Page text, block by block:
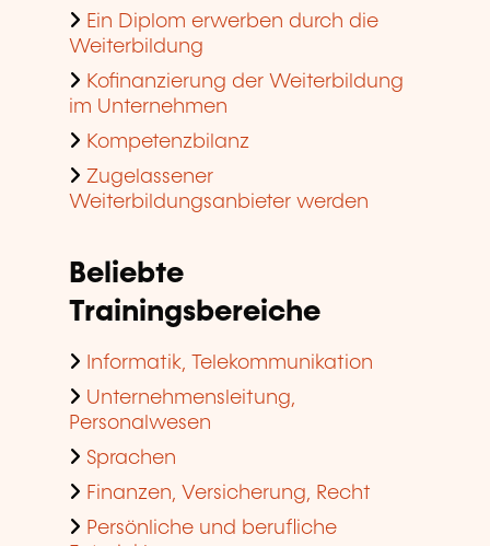
Ein Diplom erwerben durch die
Weiterbildung
Kofinanzierung der Weiterbildung
im Unternehmen
Kompetenzbilanz
Zugelassener
Weiterbildungsanbieter werden
Beliebte
Trainingsbereiche
Informatik, Telekommunikation
Unternehmensleitung,
Personalwesen
Sprachen
Finanzen, Versicherung, Recht
Persönliche und berufliche